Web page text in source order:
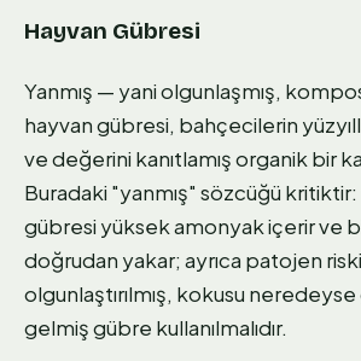
Hayvan Gübresi
Yanmış — yani olgunlaşmış,
hayvan gübresi, bahçecilerin
ve değerini kanıtlamış organik bir
Buradaki "yanmış" sözcüğü
gübresi yüksek amonyak içerir ve
doğrudan yakar; ayrıca patojen
olgunlaştırılmış, kokusu
gelmiş gübre kullanılmalıdır.